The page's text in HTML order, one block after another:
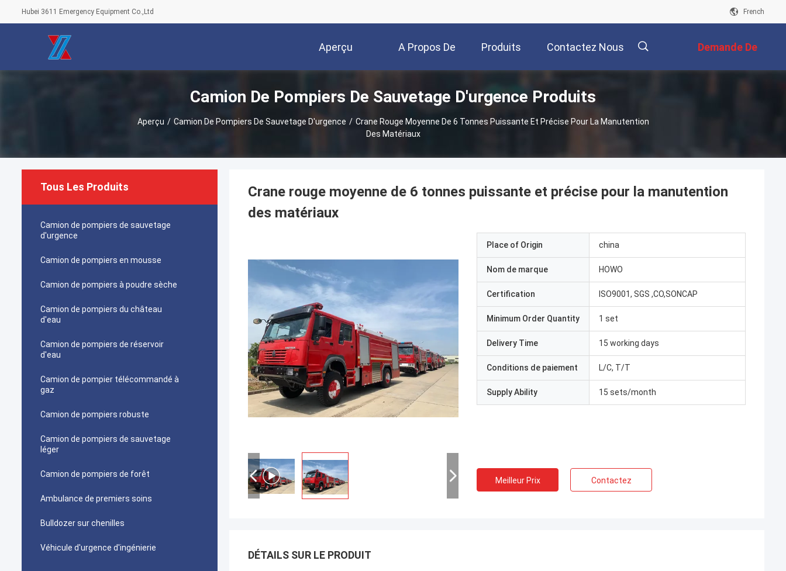
Hubei 3611 Emergency Equipment Co.,Ltd French
Aperçu A Propos De
Nous
Produits Contactez Nous Demande De
Soumission
Camion De Pompiers De Sauvetage D'urgence Produits
Aperçu / Camion De Pompiers De Sauvetage D'urgence / Crane Rouge Moyenne De 6 Tonnes Puissante Et Précise Pour La Manutention
Des Matériaux
Tous Les Produits
Camion de pompiers de sauvetage
d'urgence
Camion de pompiers en mousse
Camion de pompiers à poudre sèche
Camion de pompiers du château
d'eau
Camion de pompiers de réservoir
d'eau
Camion de pompier télécommandé à
gaz
Camion de pompiers robuste
Camion de pompiers de sauvetage
léger
Camion de pompiers de forêt
Ambulance de premiers soins
Bulldozer sur chenilles
Véhicule d'urgence d'ingénierie
Crane rouge moyenne de 6 tonnes puissante et précise pour la manutention
des matériaux
Place of Origin china
Nom de marque HOWO
Certification ISO9001, SGS ,CO,SONCAP
Minimum Order Quantity 1 set
Delivery Time 15 working days
Conditions de paiement L/C, T/T
Supply Ability 15 sets/month
Meilleur Prix Contactez
DÉTAILS SUR LE PRODUIT